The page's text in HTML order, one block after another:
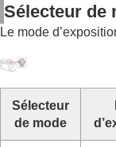
Recherche de
Utilisation des
Personnalisation
Sélecteur de
Le mode
Sélecteur
de mode